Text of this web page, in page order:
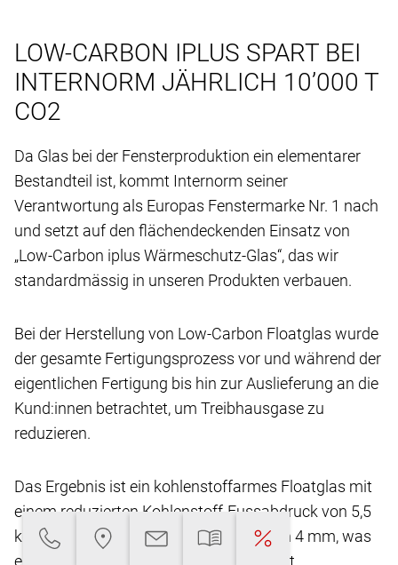
LOW-CARBON IPLUS SPART BEI
INTERNORM JÄHRLICH 10’000 T
CO2
Da Glas bei der Fensterproduktion ein elementarer
Bestandteil ist, kommt Internorm seiner
Verantwortung als Europas Fenstermarke Nr. 1 nach
und setzt auf den flächendeckenden Einsatz von
„Low-Carbon iplus Wärmeschutz-Glas“, das wir
standardmässig in unseren Produkten verbauen.
Bei der Herstellung von Low-Carbon Floatglas wurde
der gesamte Fertigungsprozess vor und während der
eigentlichen Fertigung bis hin zur Auslieferung an die
Kund:innen betrachtet, um Treibhausgase zu
reduzieren.
Das Ergebnis ist ein kohlenstoffarmes Floatglas mit
einem reduzierten Kohlenstoff-Fussabdruck von 5,5
kg CO2-eq/m2** bei einer Glasdicke von 4 mm, was
eine Reduktion von über 45 % ermöglicht.